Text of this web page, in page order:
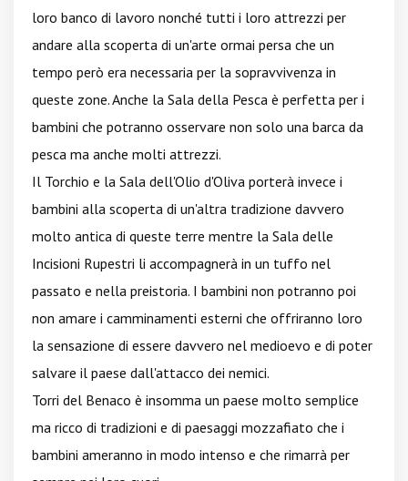
loro banco di lavoro nonché tutti i loro attrezzi per
andare alla scoperta di un'arte ormai persa che un
tempo però era necessaria per la sopravvivenza in
queste zone. Anche la Sala della Pesca è perfetta per i
bambini che potranno osservare non solo una barca da
pesca ma anche molti attrezzi.
Il Torchio e la Sala dell'Olio d'Oliva porterà invece i
bambini alla scoperta di un'altra tradizione davvero
molto antica di queste terre mentre la Sala delle
Incisioni Rupestri li accompagnerà in un tuffo nel
passato e nella preistoria. I bambini non potranno poi
non amare i camminamenti esterni che offriranno loro
la sensazione di essere davvero nel medioevo e di poter
salvare il paese dall'attacco dei nemici.
Torri del Benaco è insomma un paese molto semplice
ma ricco di tradizioni e di paesaggi mozzafiato che i
bambini ameranno in modo intenso e che rimarrà per